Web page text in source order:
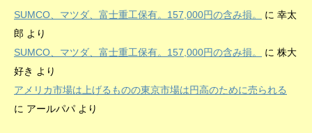
SUMCO、マツダ、富士重工保有。157,000円の含み損。 に 幸太
郎 より
SUMCO、マツダ、富士重工保有。157,000円の含み損。
に 株大
好き より
アメリカ市場は上げるものの東京市場は円高のために売られる
に アールパパ より